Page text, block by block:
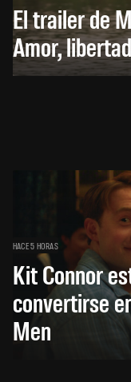
El trailer de
Amor,
HACE 5 HORAS
Kit Connor
convertirse
Men